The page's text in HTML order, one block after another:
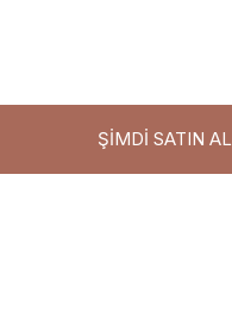
ŞIMDI SATIN AL